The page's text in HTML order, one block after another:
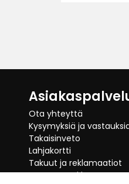
Ota yhteyttä
Kysymyksiä ja
Takaisinveto
Lahjakortti
Takuut ja reklamaatiot
Peruuta Verkko Osto